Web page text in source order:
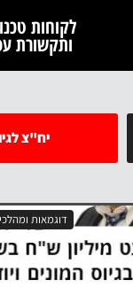
לקוחות
ותקשורת
יח"צ
דוגמאות